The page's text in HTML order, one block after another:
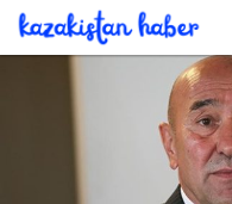
diz dize muhabbet